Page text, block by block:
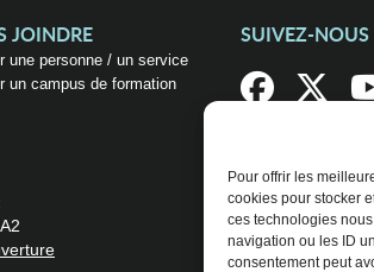
Pour offrir les
cookies pour stocker
ces technologies
navigation ou les ID
consentement peut
JOINDRE
une personne / un service
un campus de formation
SUIVEZ-NOUS